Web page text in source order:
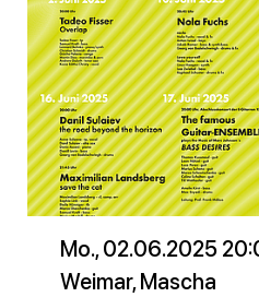
Mo., 02.06.2025
Weimar, Mascha